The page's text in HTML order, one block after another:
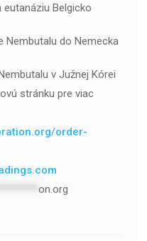
Belgicko
Nembutalu do Nemecka
v Južnej Kórei
stránku pre viac
order-
on.org